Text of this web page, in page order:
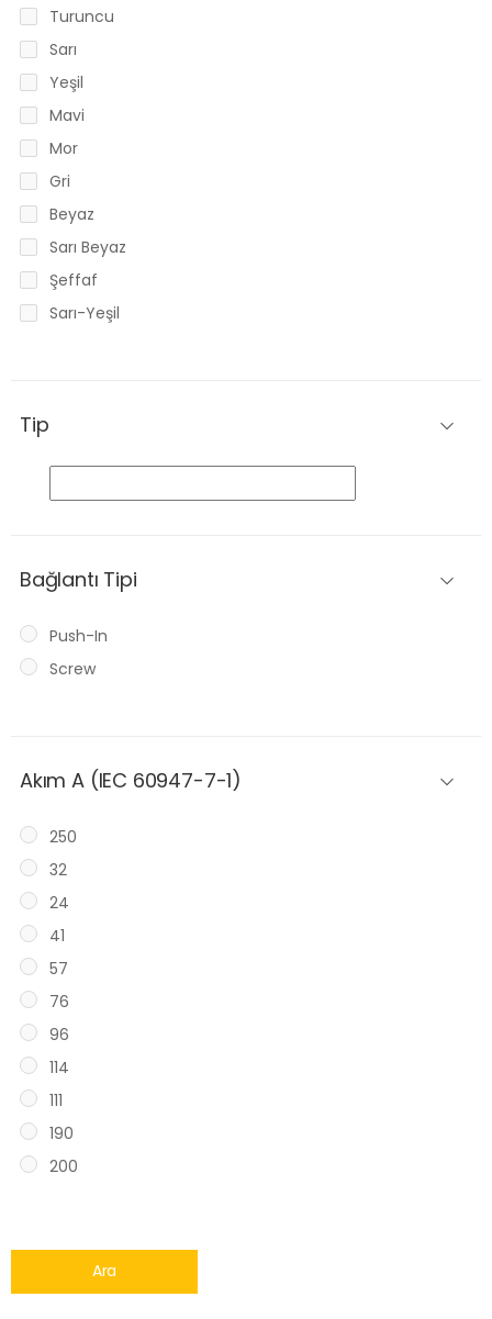
Turuncu
Sarı
Yeşil
Mavi
Mor
Gri
Beyaz
Sarı Beyaz
Şeffaf
Sarı-Yeşil
Tip
Bağlantı Tipi
Push-In
Screw
Akım A (IEC 60947-7-1)
250
32
24
41
57
76
96
114
111
190
200
Ara